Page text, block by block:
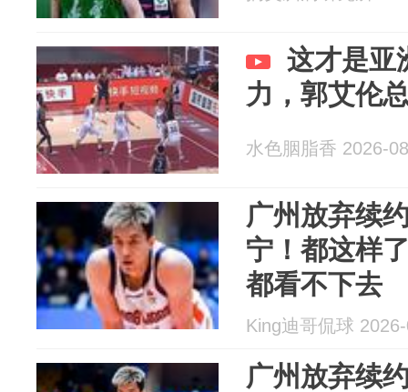
这才是亚
力，郭艾伦
水色胭脂香 2026-
广州放弃续
宁！都这样
都看不下去
King迪哥侃球
广州放弃续